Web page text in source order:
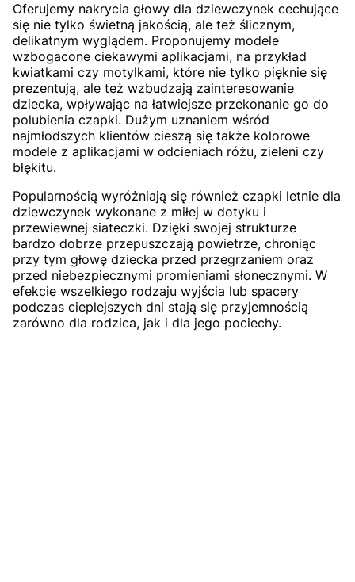
Oferujemy nakrycia głowy dla dziewczynek cechujące
się nie tylko świetną jakością, ale też ślicznym,
delikatnym wyglądem. Proponujemy modele
wzbogacone ciekawymi aplikacjami, na przykład
kwiatkami czy motylkami, które nie tylko pięknie się
prezentują, ale też wzbudzają zainteresowanie
dziecka, wpływając na łatwiejsze przekonanie go do
polubienia czapki. Dużym uznaniem wśród
najmłodszych klientów cieszą się także kolorowe
modele z aplikacjami w odcieniach różu, zieleni czy
błękitu.
Popularnością wyróżniają się również czapki letnie dla
dziewczynek wykonane z miłej w dotyku i
przewiewnej siateczki. Dzięki swojej strukturze
bardzo dobrze przepuszczają powietrze, chroniąc
przy tym głowę dziecka przed przegrzaniem oraz
przed niebezpiecznymi promieniami słonecznymi. W
efekcie wszelkiego rodzaju wyjścia lub spacery
podczas cieplejszych dni stają się przyjemnością
zarówno dla rodzica, jak i dla jego pociechy.